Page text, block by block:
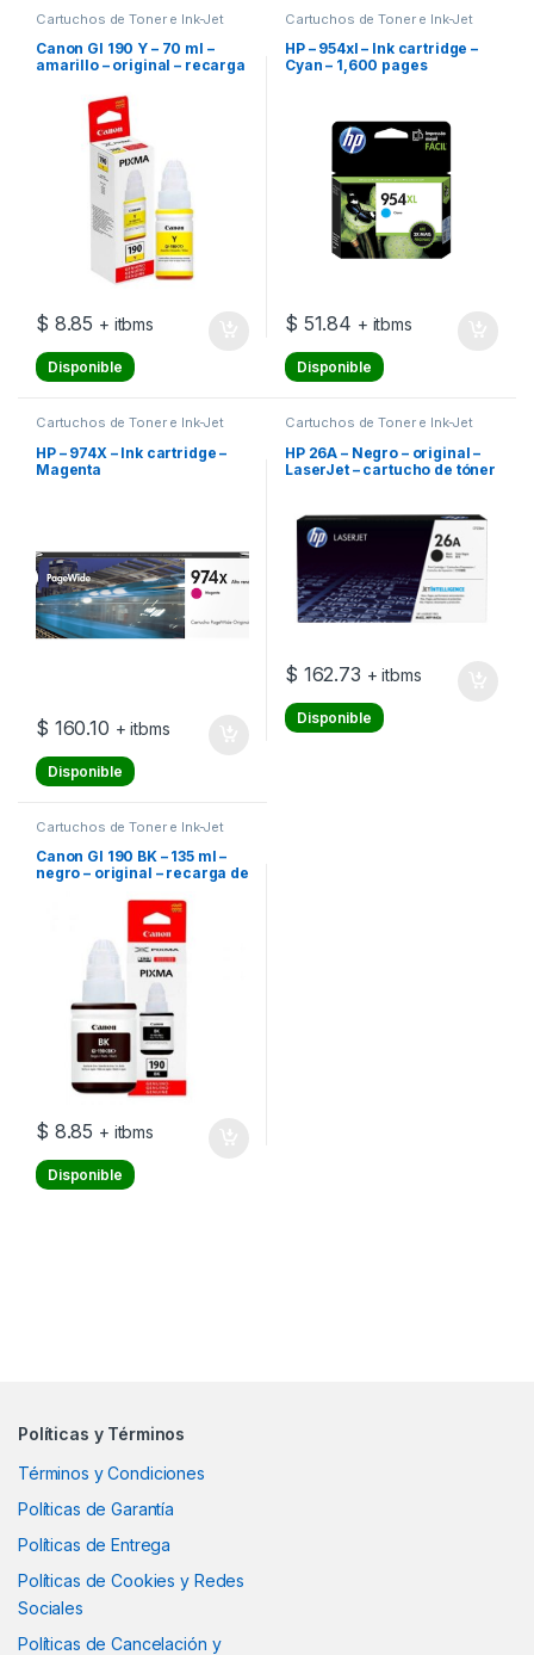
Cartuchos de Toner e Ink-Jet
Canon GI 190 Y – 70 ml –
amarillo – original – recarga
G3102, PIXMA G1100,
G2100, G3100, G4100
$ 8.85 + itbms
Disponible
Cartuchos de Toner e Ink-Jet
HP – 954xl – Ink cartridge –
Cyan – 1,600 pages
$ 51.84 + itbms
Disponible
Cartuchos de Toner e Ink-Jet
HP – 974X – Ink cartridge –
Magenta
$ 160.10 + itbms
Disponible
Cartuchos de Toner e Ink-Jet
HP 26A – Negro – original –
LaserJet – cartucho de tóner
$ 162.73 + itbms
Disponible
Cartuchos de Toner e Ink-Jet
Canon GI 190 BK – 135 ml –
negro – original – recarga de
G3102; MegaTank G2110,
G3111; PIXMA G-1110,
G2100, G2110, G3110,
G4100, G4110
$ 8.85 + itbms
Disponible
Políticas y Términos
Términos y Condiciones
Políticas de Garantía
Políticas de Entrega
Políticas de Cookies y Redes
Sociales
Políticas de Cancelación y